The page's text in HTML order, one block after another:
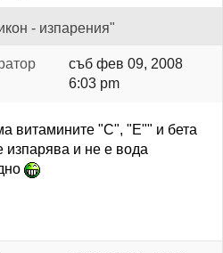
- изпарения"
съб фев 09, 2008
6:03 pm
витамините "С", "Е"" и бета
изпарява и не е вода